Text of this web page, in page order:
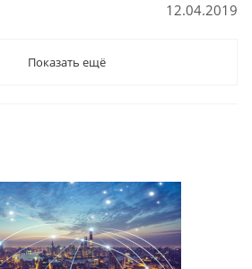
12.04.2019
Показать ещё